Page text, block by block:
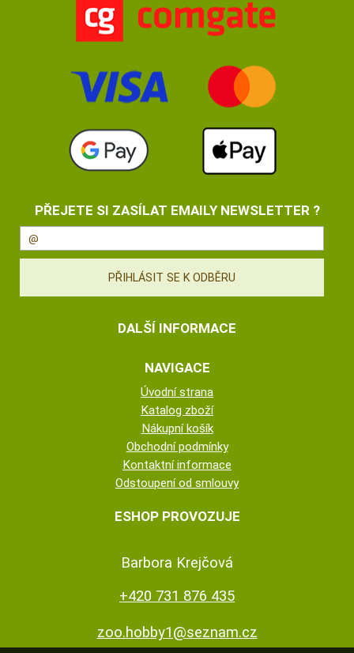
PŘEJETE SI ZASÍLAT EMAILY NEWSLETTER ?
DALŠÍ INFORMACE
NAVIGACE
Úvodní strana
Katalog zboží
Nákupní košík
Obchodní podmínky
Kontaktní informace
Odstoupení od smlouvy
ESHOP PROVOZUJE
Barbora Krejčová
+420 731 876 435
zoo.hobby1@seznam.cz